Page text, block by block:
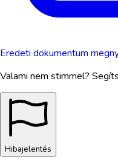
Eredeti dokumentum
Valami nem stimmel?
Hibajelentés